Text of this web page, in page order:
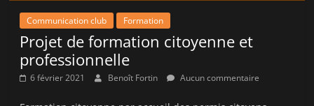
Communication club Formation
Projet de formation citoyenne et
professionnelle
6 février 2021 Benoît Fortin Aucun commentaire